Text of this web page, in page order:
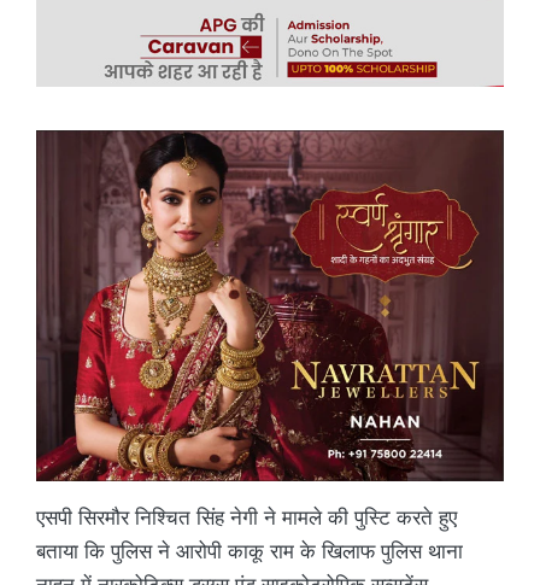
एसपी सिरमौर निश्चित सिंह नेगी ने मामले की पुस्टि करते हुए
बताया कि पुलिस ने आरोपी काकू राम के खिलाफ पुलिस थाना